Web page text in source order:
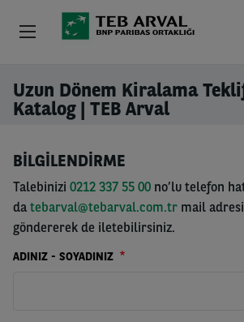
Ana içeriğe atla
Uzun Dönem Kiralama
Katalog | TEB Arval
BİLGİLENDİRME
Talebinizi 0212 337 55 00 no’lu telefon
da tebarval@tebarval.com.tr mail
göndererek de iletebilirsiniz.
ADINIZ - SOYADINIZ
Kurumsal
İkinci El Araçlar
Hakkımızda
Yatırımcı İlişkileri